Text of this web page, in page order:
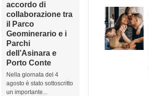
accordo di
collaborazione tra
il Parco
Geominerario e i
Parchi
dell’Asinara e
Porto Conte
Nella giornata del 4
agosto è stato sottoscritto
un importante...